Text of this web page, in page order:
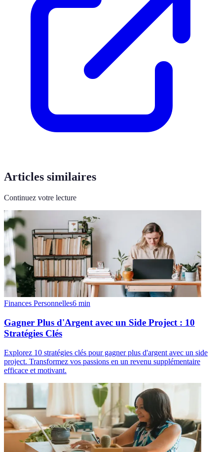
Articles similaires
Continuez votre lecture
Finances Personnelles6 min
Gagner Plus d'Argent avec un Side Project : 10
Stratégies Clés
Explorez 10 stratégies clés pour gagner plus d'argent avec un side
project. Transformez vos passions en un revenu supplémentaire
efficace et motivant.